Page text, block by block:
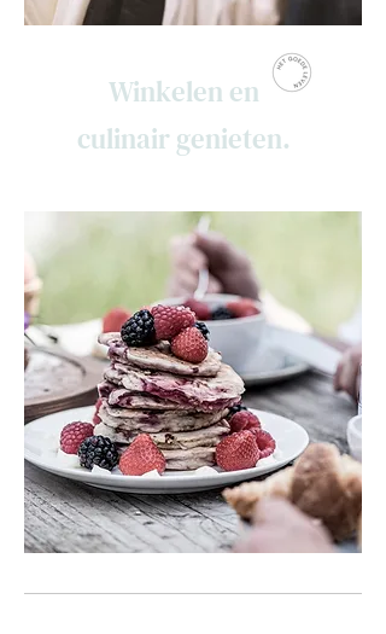
Winkelen en
culinair genieten.